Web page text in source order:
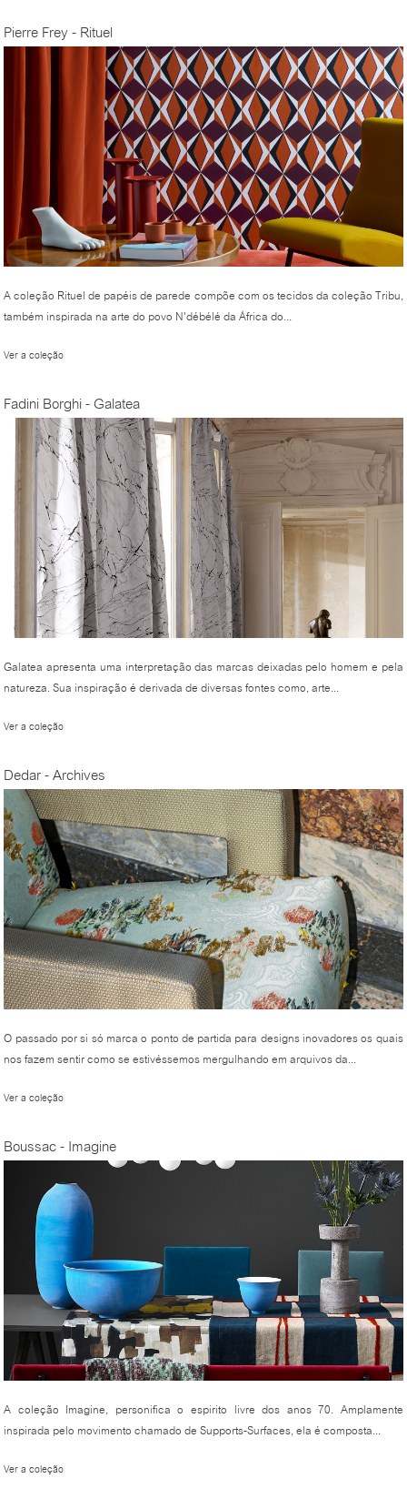
Pierre Frey - Rituel
A coleção Rituel de papéis de parede compõe com os tecidos da coleção Tribu,
também inspirada na arte do povo N'débélé da África do...
Ver a coleção
Fadini Borghi - Galatea
Galatea apresenta uma interpretação das marcas deixadas pelo homem e pela
natureza. Sua inspiração é derivada de diversas fontes como, arte...
Ver a coleção
Dedar - Archives
O passado por si só marca o ponto de partida para designs inovadores os quais
nos fazem sentir como se estivéssemos mergulhando em arquivos da...
Ver a coleção
Boussac - Imagine
A coleção Imagine, personifica o espirito livre dos anos 70. Amplamente
inspirada pelo movimento chamado de Supports-Surfaces, ela é composta...
Ver a coleção